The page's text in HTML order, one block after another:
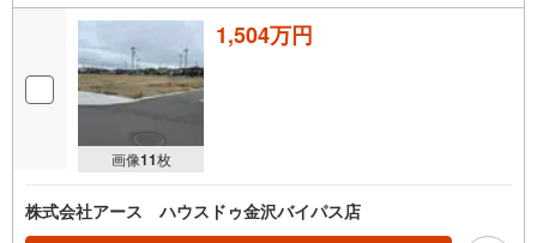
画像11枚
1,504万円
株式会社アース ハウスドゥ金沢バイパス店